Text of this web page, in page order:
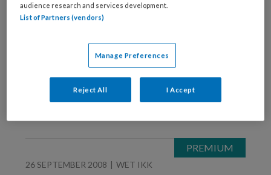
Gastouderopvang echt
26 SEPTEMBER 2008 WET IKK
audience research and services development.
List of Partners (vendors)
Manage Preferences
Reject All I Accept